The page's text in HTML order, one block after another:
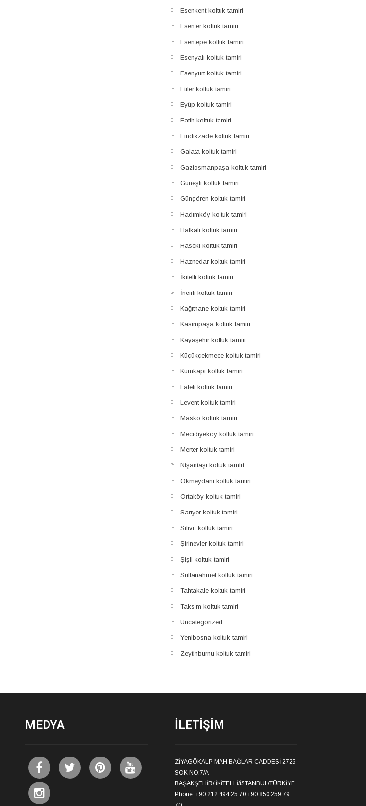
Esenkent koltuk tamiri
Esenler koltuk tamiri
Esentepe koltuk tamiri
Esenyalı koltuk tamiri
Esenyurt koltuk tamiri
Etiler koltuk tamiri
Eyüp koltuk tamiri
Fatih koltuk tamiri
Fındıkzade koltuk tamiri
Galata koltuk tamiri
Gaziosmanpaşa koltuk tamiri
Güneşli koltuk tamiri
Güngören koltuk tamiri
Hadımköy koltuk tamiri
Halkalı koltuk tamiri
Haseki koltuk tamiri
Haznedar koltuk tamiri
İkitelli koltuk tamiri
İncirli koltuk tamiri
Kağıthane koltuk tamiri
Kasımpaşa koltuk tamiri
Kayaşehir koltuk tamiri
Küçükçekmece koltuk tamiri
Kumkapı koltuk tamiri
Laleli koltuk tamiri
Levent koltuk tamiri
Masko koltuk tamiri
Mecidiyeköy koltuk tamiri
Merter koltuk tamiri
Nişantaşı koltuk tamiri
Okmeydanı koltuk tamiri
Ortaköy koltuk tamiri
Sarıyer koltuk tamiri
Silivri koltuk tamiri
Şirinevler koltuk tamiri
Şişli koltuk tamiri
Sultanahmet koltuk tamiri
Tahtakale koltuk tamiri
Taksim koltuk tamiri
Uncategorized
Yenibosna koltuk tamiri
Zeytinburnu koltuk tamiri
MEDYA İLETIŞIM
ZİYAGÖKALP MAH BAĞLAR CADDESİ 2725
SOK NO:7/A
BAŞAKŞEHİR/ İKİTELLİ/İSTANBUL/TÜRKİYE
Phone: +90 212 494 25 70 +90 850 259 79